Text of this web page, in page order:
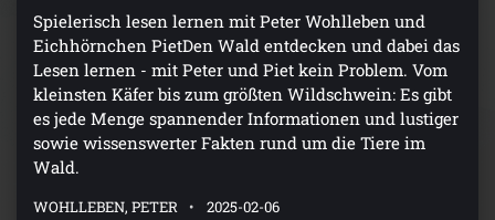
Spielerisch lesen lernen mit Peter Wohlleben und
Eichhörnchen PietDen Wald entdecken und dabei das
Lesen lernen - mit Peter und Piet kein Problem. Vom
kleinsten Käfer bis zum größten Wildschwein: Es gibt
es jede Menge spannender Informationen und lustiger
sowie wissenswerter Fakten rund um die Tiere im
Wald.
WOHLLEBEN, PETER 2025-02-06